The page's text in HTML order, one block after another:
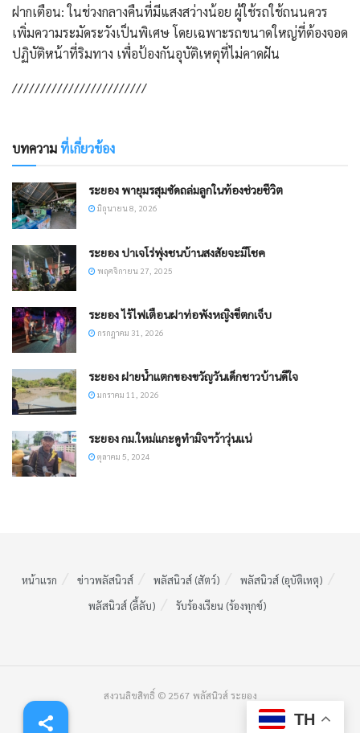
​ฝากเตือน: ในช่วงกลางคืนที่มีแสงสว่างน้อย ผู้ใช้รถใช้ถนนควร
เพิ่มความระมัดระวังเป็นพิเศษ โดยเฉพาะรถขนาดใหญ่ที่ต้องจอด
ปฏิบัติหน้าที่ริมทาง เพื่อป้องกันอุบัติเหตุที่ไม่คาดฝัน
////////////////////////
บทความที่เกี่ยวข้อง
ระยอง พายุมรสุมซัดถล่ม​ลูกในท้องช่วยชีวิต
มิถุนายน 8, 2026
ระยอง ปาเจโร่พุ่งชนบ้านสงสัยจะมีโชค
พฤศจิกายน 27, 2025
ระยอง ไร้ไฟเตือนฝาท่อพังหญิงขี่ตกเจ็บ
กรกฎาคม 31, 2026
ระยอง ฝายน้ำแตกของขวัญวันเด็กชาวบ้านดีใจ
มกราคม 11, 2026
ระยอง กม.ใหม่แกะดูทำมิจฯว้าวุ่นแน่
ตุลาคม 5, 2024
หน้าแรก ข่าวพลัสนิวส์ พลัสนิวส์ (สัตว์)
พลัสนิวส์ (อุบัติเหตุ)
พลัสนิวส์ (ลี้ลับ)
รับร้องเรียน (ร้องทุกข์)
สงวนลิขสิทธิ์ © 2567 พลัสนิวส์ ระยอง
TH